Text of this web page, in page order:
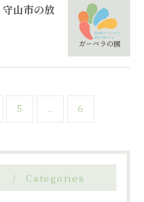
山市の放
5 ... 6
Categories